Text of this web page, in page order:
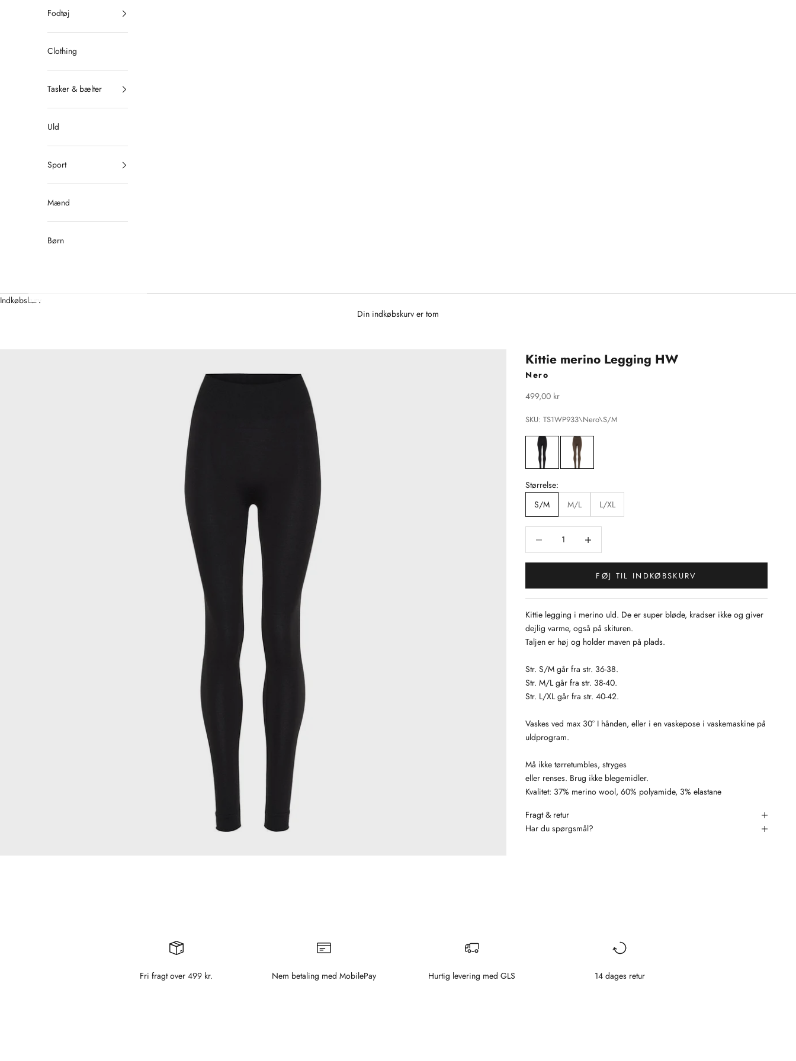
Fodtøj
Clothing
Tasker & bælter
Uld
Sport
Mænd
Børn
Indkøbskurv
Din indkøbskurv er tom
Kittie merino Legging HW
Nero
Salgspris
499,00 kr
SKU: TS1WP933\Nero\S/M
Størrelse:
S/M
M/L L/XL
FØJ TIL INDKØBSKURV
Kittie legging i merino uld. De er super bløde, kradser ikke og giver
dejlig varme, også på skituren.
Taljen er høj og holder maven på plads.
Str. S/M går fra str. 36-38.
Str. M/L går fra str. 38-40.
Str. L/XL går fra str. 40-42.
Vaskes ved max 30° I hånden, eller i en vaskepose i vaskemaskine på
uldprogram.
Må ikke tørretumbles, stryges
eller renses. Brug ikke blegemidler.
Kvalitet: 37% merino wool, 60% polyamide, 3% elastane
Fragt & retur
Har du spørgsmål?
Fri fragt over 499 kr. Nem betaling med MobilePay Hurtig levering med GLS 14 dages retur